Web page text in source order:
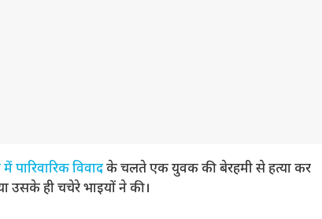
में पारिवारिक विवादके चलते एक युवक की बेरहमी से हत्या कर
उसके ही चचेरे भाइयों ने की।